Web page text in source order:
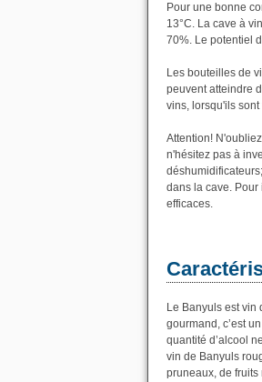
Pour une bonne
13°C. La cave à
70%. Le potentiel
Les bouteilles de
peuvent atteindre
vins, lorsqu'ils
Attention!
n'hésitez pas à
dans la cave.
efficaces.
Le Banyuls est vin
gourmand, c’est
quantité d’alcool
vin de Banyuls
pruneaux, de fruits